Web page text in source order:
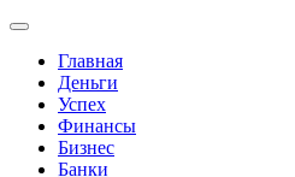
Главная
Деньги
Успех
Финансы
Бизнес
Банки